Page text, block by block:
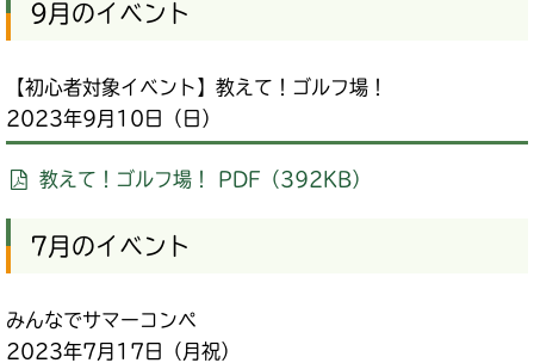
9月のイベント
【初心者対象イベント】教えて！ゴルフ場！
2023年9月10日（日）
教えて！ゴルフ場！ PDF（392KB）
7月のイベント
みんなでサマーコンペ
2023年7月17日（月祝）